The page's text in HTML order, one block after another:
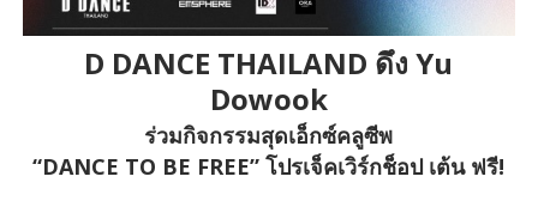
D DANCE THAILAND ดึง Yu
Dowook
ร่วมกิจกรรมสุดเอ็กซ์คลูซีพ
“DANCE TO BE FREE” โปรเจ็คเวิร์กช็อป เต้น ฟรี!